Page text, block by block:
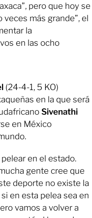
pero que hoy se
más grande”, el
la
en las ocho
(24-4-1, 5 KO)
en la que será
Sivenathi
en México
en el estado.
gente cree que
deporte no existe la
en esta pelea sea en
vamos a volver a